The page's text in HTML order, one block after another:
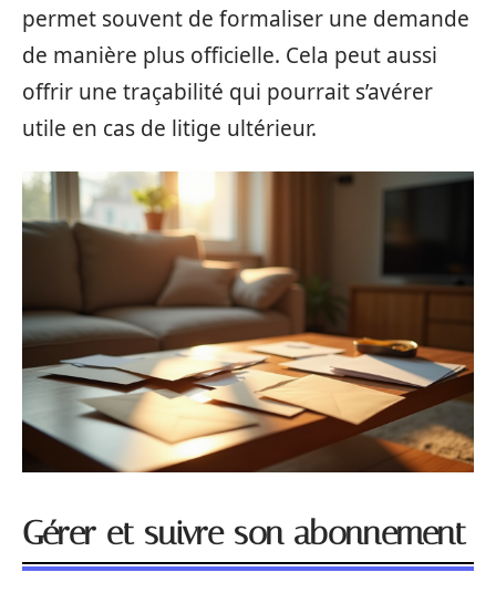
permet souvent de formaliser une demande
de manière plus officielle. Cela peut aussi
offrir une traçabilité qui pourrait s’avérer
utile en cas de litige ultérieur.
Gérer et suivre son abonnement